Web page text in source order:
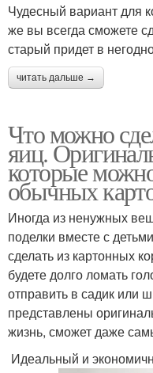
Чудесный вариант для
же вы всегда сможете
старый придет в
читать дальше →
Что можно
яиц.
которые
обычных
Иногда из ненужных
поделки вместе с
сделать из картонных
будете долго ломать
отправить в садик или
представлены
жизнь, сможет даже
Идеальный и